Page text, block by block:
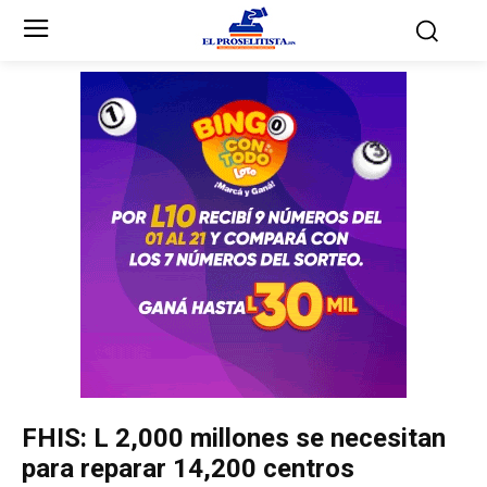
Partidos Políticos
Partido Liberal
Unificación Democrática
Anticorrupción
Partidos Políticos
Partido Liberal
Unificación Democrática
Anticorrupción
FHIS: L 2,000 millones se necesitan
para reparar 14,200 centros